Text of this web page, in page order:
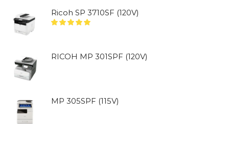
Ricoh SP 3710SF (120V)
RICOH MP 301SPF (120V)
MP 305SPF (115V)